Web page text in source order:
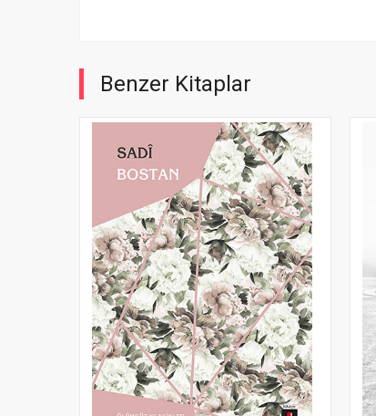
Benzer Kitaplar